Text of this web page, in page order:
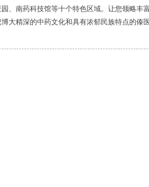
、南药科技馆等十个特色区域。让您领略丰
大精深的中药文化和具有浓郁民族特点的傣